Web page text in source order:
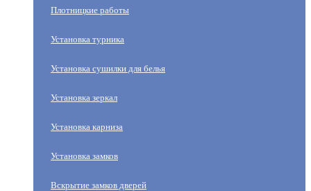
Плотницкие работы
Установка турника
Установка сушилки для белья
Установка зеркал
Установка карниза
Установка замков
Вскрытие замков дверей